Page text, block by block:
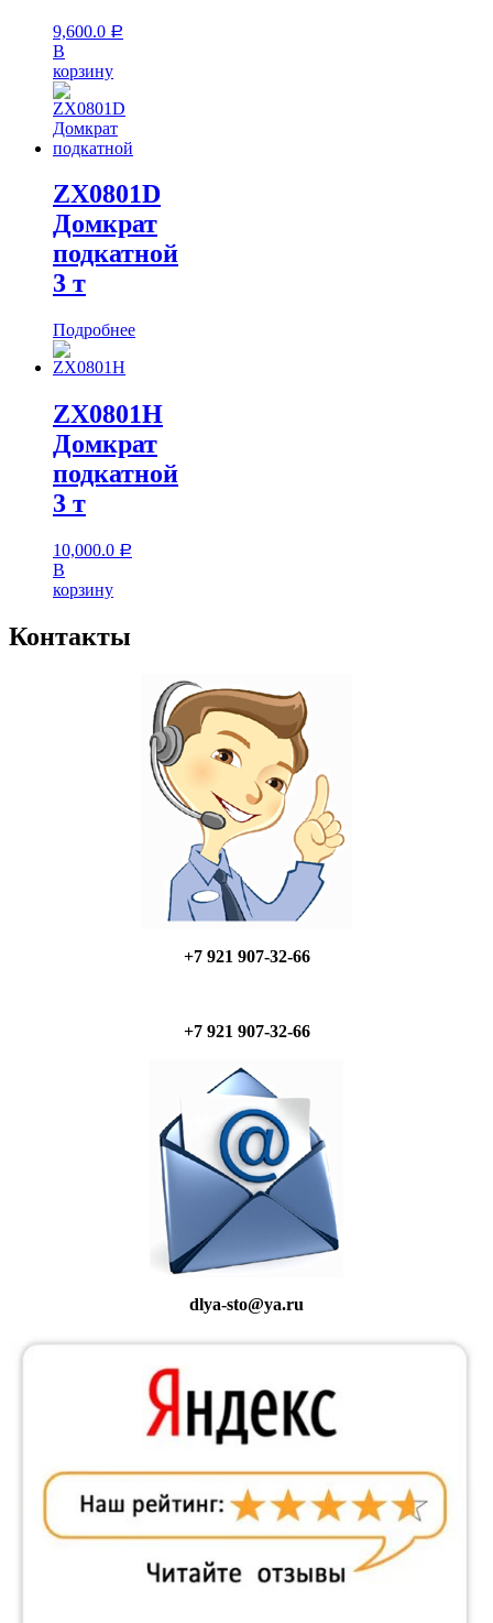
9,600.0 Р
В
корзину
ZX0801D
Домкрат
подкатной
3 т
Подробнее
ZX0801H
Домкрат
подкатной
3 т
10,000.0 Р
В
корзину
Контакты
+7 921 907-32-66
+7 921 907-32-66
dlya-sto@ya.ru